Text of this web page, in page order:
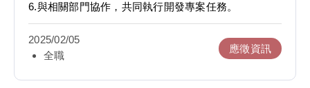
6.與相關部門協作，共同執行開發專案任務。
2025/02/05
全職
應徵資訊